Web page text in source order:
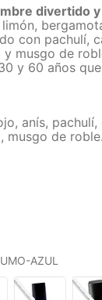
divertido
con pachulí,
musgo de
y 60 años
anís,
musgo de roble.
AZUL